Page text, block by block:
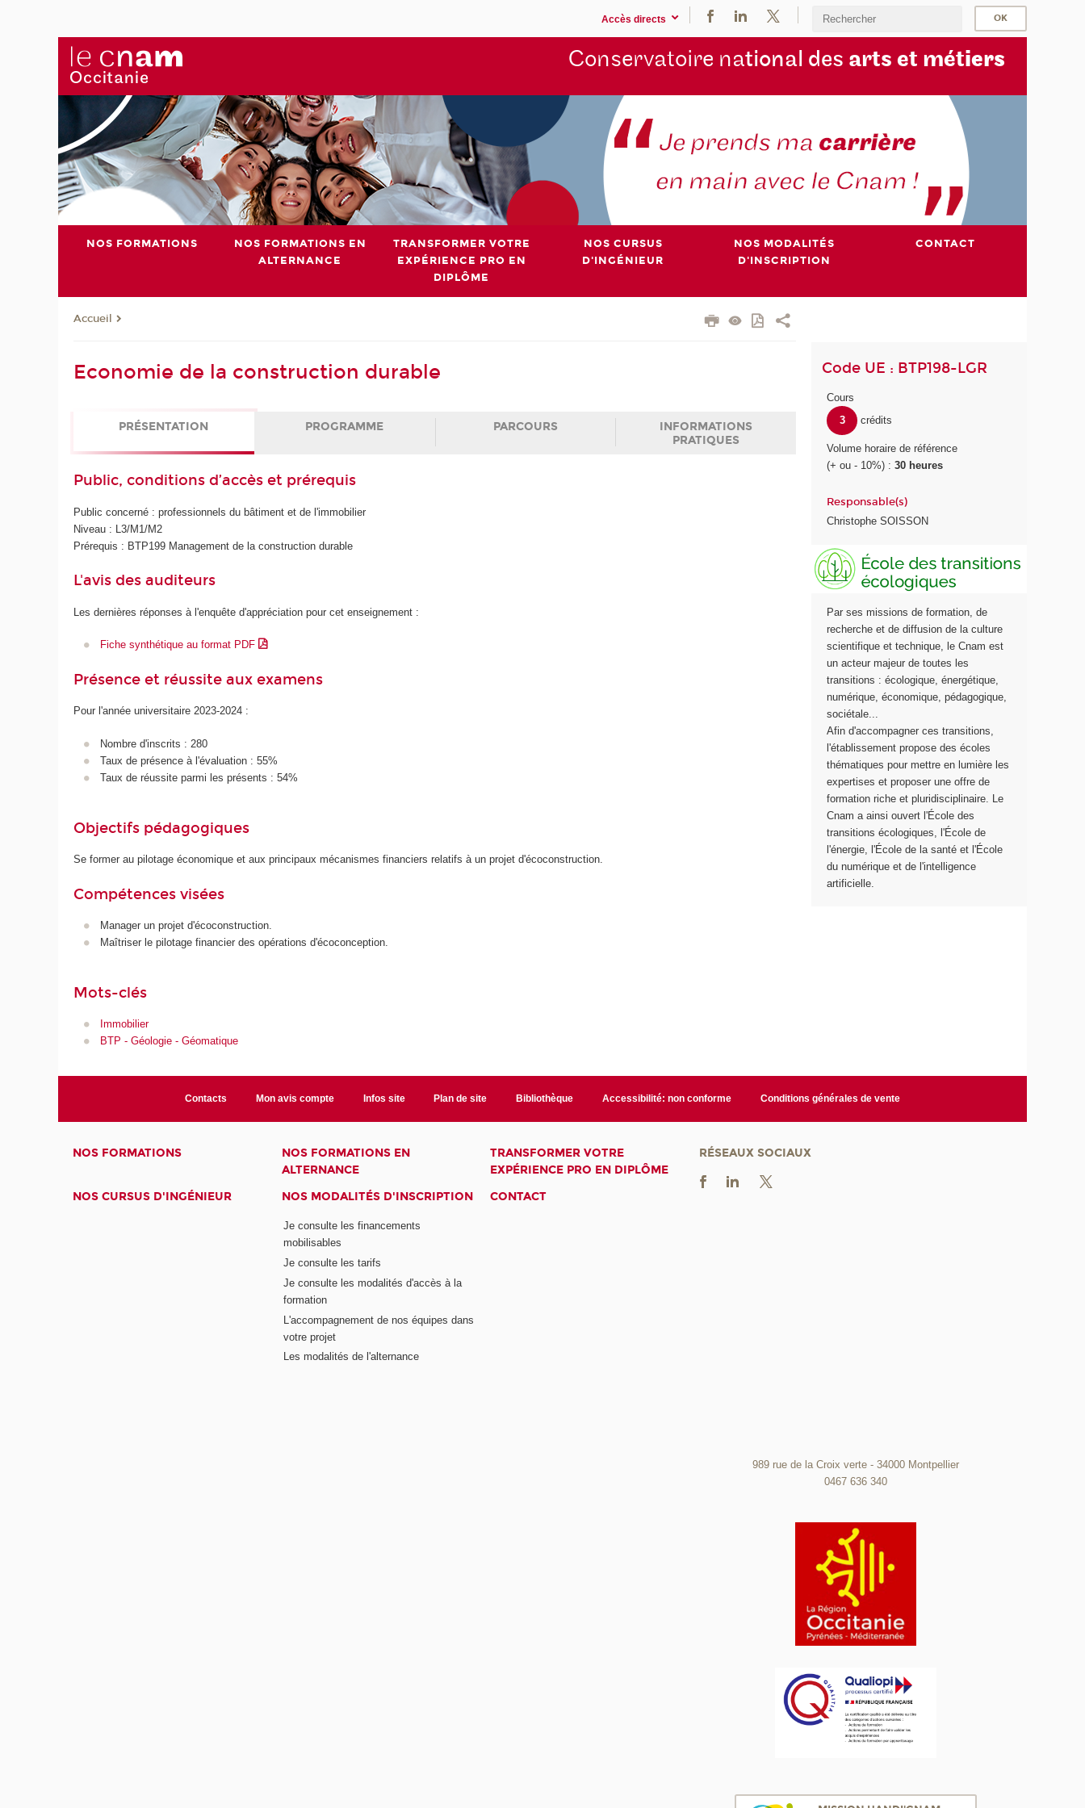
Accès directs
Conservatoire national des arts et métiers
NOS FORMATIONS
NOS FORMATIONS EN
ALTERNANCE
TRANSFORMER VOTRE
EXPÉRIENCE PRO EN
DIPLÔME
NOS CURSUS
D'INGÉNIEUR
NOS MODALITÉS
D'INSCRIPTION
CONTACT
Accueil
Economie de la construction durable
PRÉSENTATION PROGRAMME PARCOURS
INFORMATIONS
PRATIQUES
Public, conditions d’accès et prérequis
Public concerné : professionnels du bâtiment et de l'immobilier
Niveau : L3/M1/M2
Prérequis : BTP199 Management de la construction durable
L'avis des auditeurs
Les dernières réponses à l'enquête d'appréciation pour cet enseignement :
Fiche synthétique au format PDF
Présence et réussite aux examens
Pour l'année universitaire 2023-2024 :
Nombre d'inscrits : 280
Taux de présence à l'évaluation : 55%
Taux de réussite parmi les présents : 54%
Objectifs pédagogiques
Se former au pilotage économique et aux principaux mécanismes financiers relatifs à un projet d'écoconstruction.
Compétences visées
Manager un projet d'écoconstruction.
Maîtriser le pilotage financier des opérations d'écoconception.
Mots-clés
Immobilier
BTP - Géologie - Géomatique
Code UE : BTP198-LGR
Cours
3
crédits
Volume horaire de référence
(+ ou - 10%) :30 heures
Responsable(s)
Christophe SOISSON
Par ses missions de formation, de
recherche et de diffusion de la culture
scientifique et technique, le Cnam est
un acteur majeur de toutes les
transitions : écologique, énergétique,
numérique, économique, pédagogique,
sociétale...
Afin d'accompagner ces transitions,
l'établissement propose des écoles
thématiques pour mettre en lumière les
expertises et proposer une offre de
formation riche et pluridisciplinaire. Le
Cnam a ainsi ouvert l'École des
transitions écologiques, l'École de
l'énergie, l'École de la santé et l'École
du numérique et de l'intelligence
artificielle.
Contacts Mon avis compte Infos site Plan de site Bibliothèque Accessibilité: non conforme Conditions générales de vente
NOS FORMATIONS
NOS FORMATIONS EN
ALTERNANCE
TRANSFORMER VOTRE
EXPÉRIENCE PRO EN DIPLÔME
NOS CURSUS D'INGÉNIEUR
NOS MODALITÉS D'INSCRIPTION
Je consulte les financements
mobilisables
Je consulte les tarifs
Je consulte les modalités d'accès à la
formation
L'accompagnement de nos équipes dans
votre projet
Les modalités de l'alternance
CONTACT
RÉSEAUX SOCIAUX
989 rue de la Croix verte - 34000 Montpellier
0467 636 340